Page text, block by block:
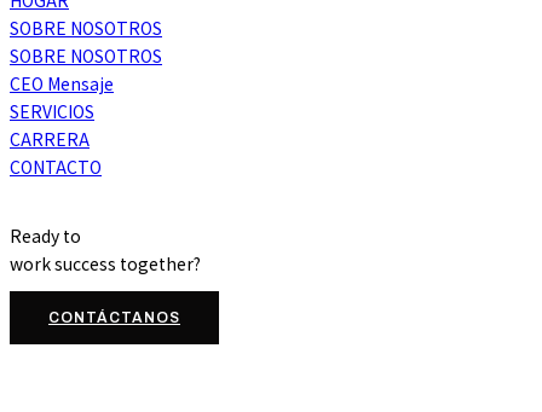
SOBRE NOSOTROS
SOBRE NOSOTROS
CEO Mensaje
SERVICIOS
CARRERA
CONTACTO
Ready to
worksuccess together?
CONTÁCTANOS